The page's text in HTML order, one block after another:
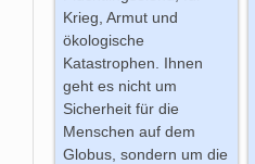
Krieg, Armut und
ökologische
Katastrophen. Ihnen
geht es nicht um
Sicherheit für die
Menschen auf dem
Globus, sondern um die